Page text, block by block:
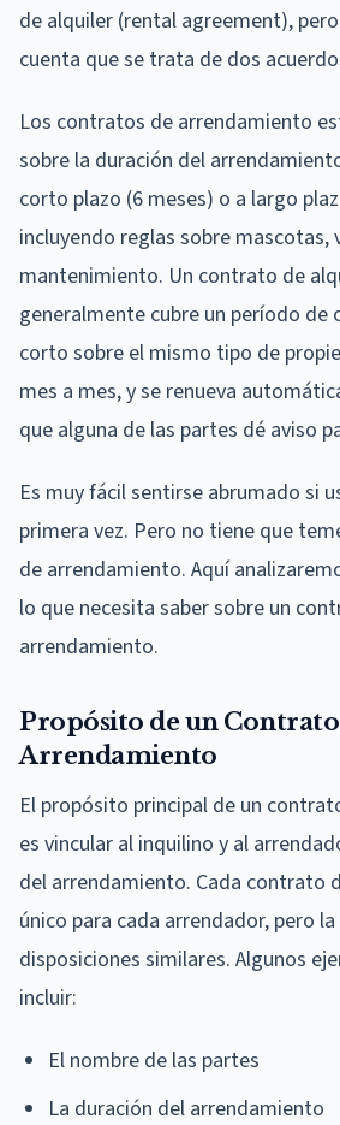
de alquiler (rental agreement),
cuenta que se trata de dos
Los contratos de arrendamiento
sobre la duración del
corto plazo (6 meses) o a largo
incluyendo reglas sobre mascotas,
mantenimiento. Un contrato de
generalmente cubre un período de
corto sobre el mismo tipo de
mes a mes, y se renueva
que alguna de las partes dé aviso
Es muy fácil sentirse abrumado si
primera vez. Pero no tiene que
de arrendamiento. Aquí
lo que necesita saber sobre un
arrendamiento.
Propósito de un
Arrendamiento
El propósito principal de un
es vincular al inquilino y al
del arrendamiento. Cada contrato
único para cada arrendador, pero
disposiciones similares. Algunos
incluir:
El nombre de las partes
La duración del arrendamiento